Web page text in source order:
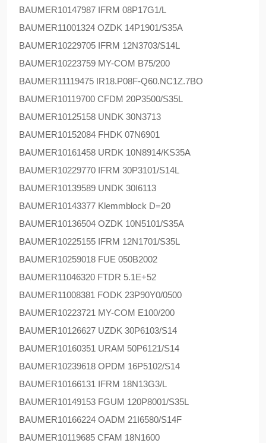
BAUMER10147987 IFRM 08P17G1/L
BAUMER11001324 OZDK 14P1901/S35A
BAUMER10229705 IFRM 12N3703/S14L
BAUMER10223759 MY-COM B75/200
BAUMER11119475 IR18.P08F-Q60.NC1Z.7BO
BAUMER10119700 CFDM 20P3500/S35L
BAUMER10125158 UNDK 30N3713
BAUMER10152084 FHDK 07N6901
BAUMER10161458 URDK 10N8914/KS35A
BAUMER10229770 IFRM 30P3101/S14L
BAUMER10139589 UNDK 30I6113
BAUMER10143377 Klemmblock D=20
BAUMER10136504 OZDK 10N5101/S35A
BAUMER10225155 IFRM 12N1701/S35L
BAUMER10259018 FUE 050B2002
BAUMER11046320 FTDR 5.1E+52
BAUMER11008381 FODK 23P90Y0/0500
BAUMER10223721 MY-COM E100/200
BAUMER10126627 UZDK 30P6103/S14
BAUMER10160351 URAM 50P6121/S14
BAUMER10239618 OPDM 16P5102/S14
BAUMER10166131 IFRM 18N13G3/L
BAUMER10149153 FGUM 120P8001/S35L
BAUMER10166224 OADM 21I6580/S14F
BAUMER10119685 CFAM 18N1600